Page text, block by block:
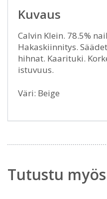
Kuvaus
Calvin Klein. 78.5%
Hakaskiinnitys.
hihnat. Kaarituki.
istuvuus.
Väri: Beige
Tutustu myös